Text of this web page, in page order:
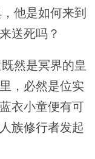
他是如何来到
送死吗？
然是冥界的皇
，必然是位实
衣小童便有可
族修行者发起